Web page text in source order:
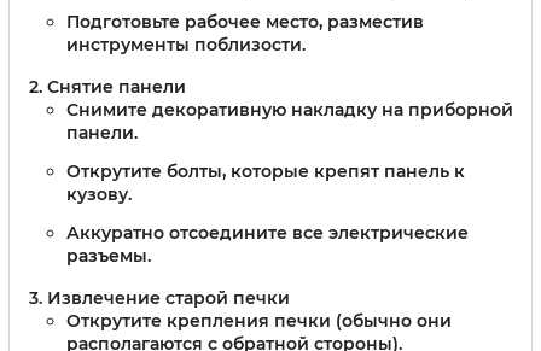
Подготовьте рабочее место, разместив
инструменты поблизости.
Снятие панели
Снимите декоративную накладку на приборной
панели.
Открутите болты, которые крепят панель к
кузову.
Аккуратно отсоедините все электрические
разъемы.
Извлечение старой печки
Открутите крепления печки (обычно они
располагаются с обратной стороны).